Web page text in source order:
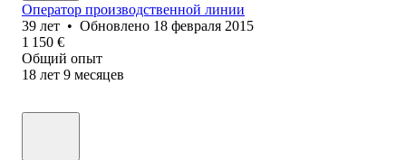
Оператор производственной линии
39 лет • Обновлено 18 февраля 2015
1 150 €
Общий опыт
18 лет 9 месяцев